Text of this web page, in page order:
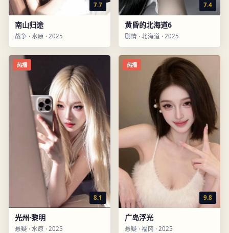
7.7
南山归途
战争 · 水原 · 2025
7.4
黄昏的北海道6
剧情 · 北海道 · 2025
热播
8.1
光州·黎明
悬疑 · 水原 · 2025
热播
9.8
广岛浮光
悬疑 · 福冈 · 2025